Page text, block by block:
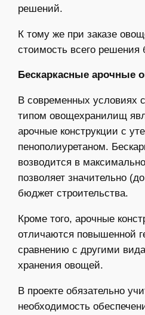
решений.
К тому же при заказе
стоимость всего решения
Бескаркасные арочные
В современных условиях
типом овощехранилищ
арочные конструкции с
пенополиуретаном.
возводится в
позволяет значительно
бюджет строительства.
Кроме того, арочные
отличаются повышенной
сравнению с другими
хранения овощей.
В проекте обязательно
необходимость